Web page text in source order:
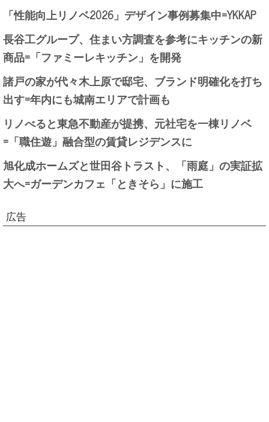
「性能向上リノベ2026」デザイン事例募集中=YKKAP
長谷工グループ、住まい方調査を参考にキッチンの新
商品=「ファミーレキッチン」を開発
諸戸の家が代々木上原で邸宅、ブランド明確化を打ち
出す=年内にも城南エリアで計画も
リノべると東急不動産が提携、元社宅を一棟リノベ
=「職住遊」融合型の賃貸レジデンスに
旭化成ホームズと世田谷トラスト、「雨庭」の実証拡
大へ=ガーデンカフェ「ときそら」に施工
広告